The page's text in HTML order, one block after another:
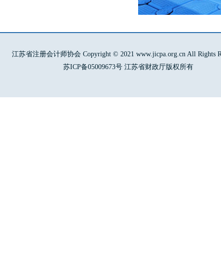
江苏省注册会计师协会 Copyright © 2021 www.jicpa.org.cn All Rights
苏ICP备05009673号 江苏省财政厅版权所有